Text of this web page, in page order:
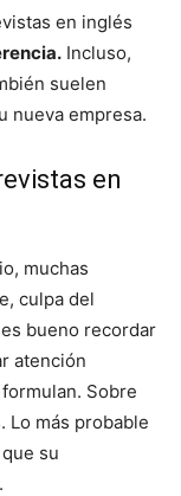
en inglés
Incluso,
suelen
nueva empresa.
en
muchas
culpa del
bueno recordar
atención
Sobre
Lo más probable
su